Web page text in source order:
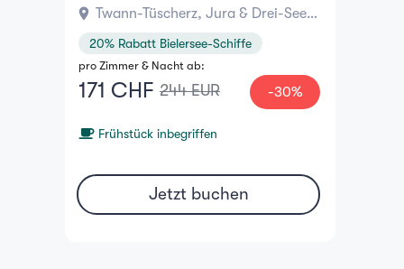
location_on Twann-Tüscherz, Jura & Drei-Seen-Land
20% Rabatt Bielersee-Schiffe
pro Zimmer & Nacht ab:
171 CHF 244 EUR -30%
Frühstück inbegriffen
Jetzt buchen